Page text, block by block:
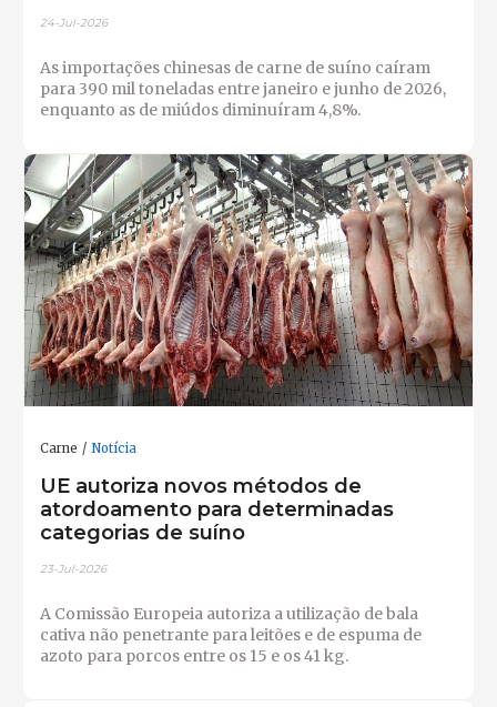
24-Jul-2026
As importações chinesas de carne de suíno caíram
para 390 mil toneladas entre janeiro e junho de 2026,
enquanto as de miúdos diminuíram 4,8%.
Carne Notícia
UE autoriza novos métodos de
atordoamento para determinadas
categorias de suíno
23-Jul-2026
A Comissão Europeia autoriza a utilização de bala
cativa não penetrante para leitões e de espuma de
azoto para porcos entre os 15 e os 41 kg.